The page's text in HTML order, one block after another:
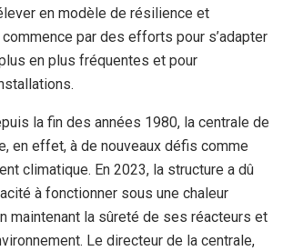
en modèle de résilience et
commence par des efforts pour s’adapter
en plus fréquentes et pour
la fin des années 1980, la centrale de
en effet, à de nouveaux défis comme
climatique. En 2023, la structure a dû
à fonctionner sous une chaleur
maintenant la sûreté de ses réacteurs et
Le directeur de la centrale,